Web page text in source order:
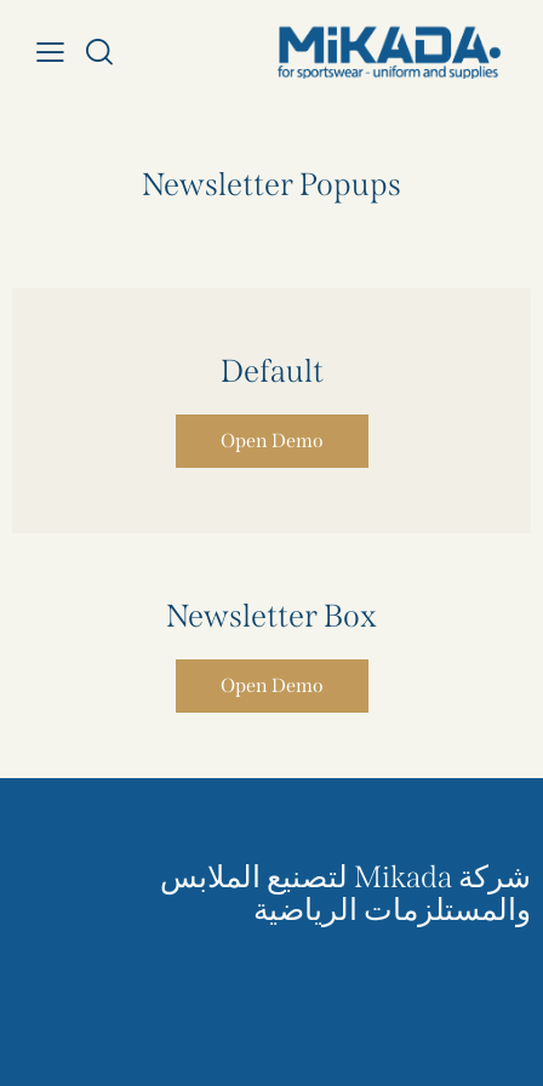
Newsletter Popups
Default
Open Demo
Newsletter Box
Open Demo
شركة Mikada لتصنيع الملابس
والمستلزمات الرياضية